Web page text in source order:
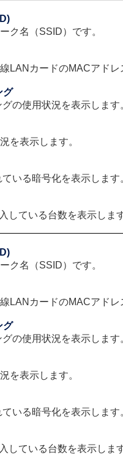
ク名（SSID）です。
LANカードのMACアドレ
グ
の使用状況を表示します
を表示します。
いる暗号化を表示します
している台数を表示しま
ク名（SSID）です。
LANカードのMACアドレ
グ
の使用状況を表示します
を表示します。
いる暗号化を表示します
している台数を表示しま